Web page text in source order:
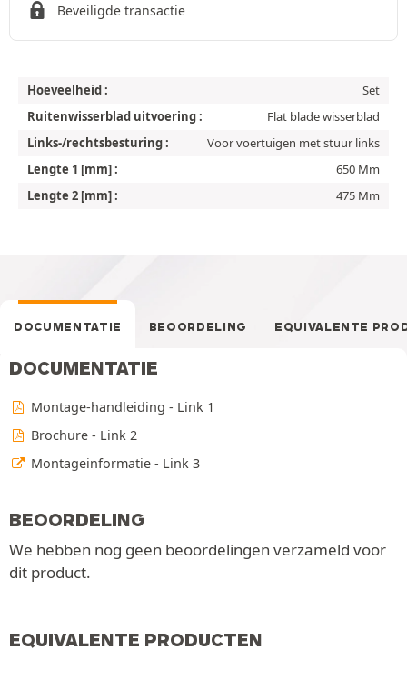
Beveiligde transactie
Hoeveelheid :
Set
Ruitenwisserblad uitvoering :
Flat blade wisserblad
Links-/rechtsbesturing :
Voor voertuigen met stuur links
Lengte 1 [mm] :
650 Mm
Lengte 2 [mm] :
475 Mm
DOCUMENTATIE BEOORDELING EQUIVALENTE
DOCUMENTATIE
Montage-handleiding - Link 1
Brochure - Link 2
Montageinformatie - Link 3
BEOORDELING
We hebben nog geen beoordelingen verzameld voor
dit product.
EQUIVALENTE PRODUCTEN